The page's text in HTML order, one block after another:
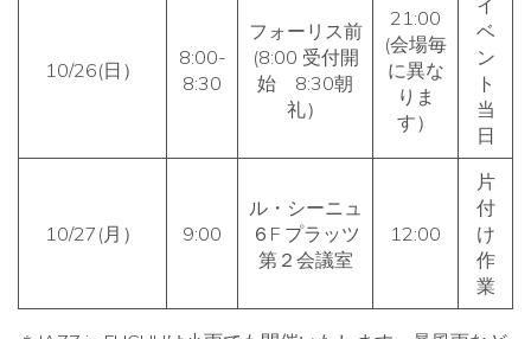
10/26(日）
8:00-
8:30
フォーリス前
(8:00 受付開
始 8:30朝
礼）
21:00
(会場毎
に異な
りま
す）
イ
ベ
ン
ト
当
日
10/27(月） 9:00
ル・シーニュ
６F プラッツ
第２会議室
12:00
片
付
け
作
業